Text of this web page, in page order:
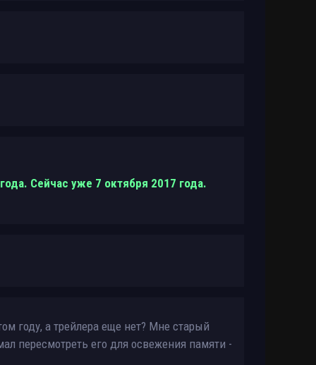
Сейчас уже 7 октября 2017 года.
году, а трейлера еще нет? Мне старый
пересмотреть его для освежения памяти -